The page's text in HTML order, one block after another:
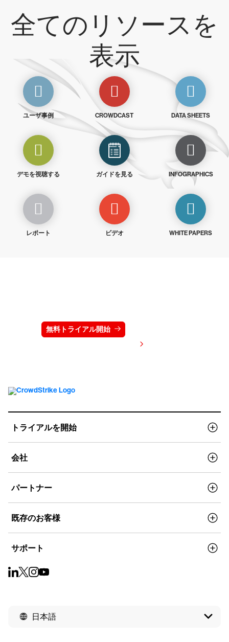
全てのリソースを
表示
ユーザ事例 CROWDCAST DATA SHEETS
デモを視聴する ガイドを見る INFOGRAPHICS
レポート ビデオ WHITE PAPERS
無料トライアル開始
トライアルを開始
会社
パートナー
既存のお客様
サポート
日本語